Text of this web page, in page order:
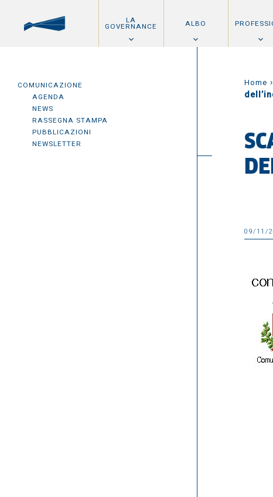
LA
GOVERNANCE ALBO
COMUNICAZIONE
AGENDA
NEWS
RASSEGNA STAMPA
PUBBLICAZIONI
NEWSLETTER
Home ›
09/11/